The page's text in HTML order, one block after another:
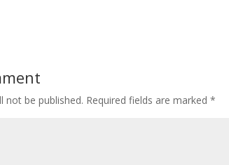
not be published. Required fields are marked*